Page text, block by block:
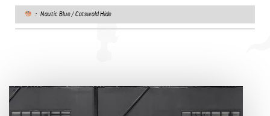
: Nautic Blue / Cotswold Hide